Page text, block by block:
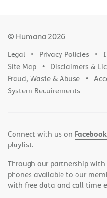
© Humana 2026
Legal Privacy Policies
Site Map
Disclaimers &
Fraud, Waste & Abuse
System Requirements
Connect with us on Facebook
playlist.
Through our partnership with
phones available to our
with free data and call time